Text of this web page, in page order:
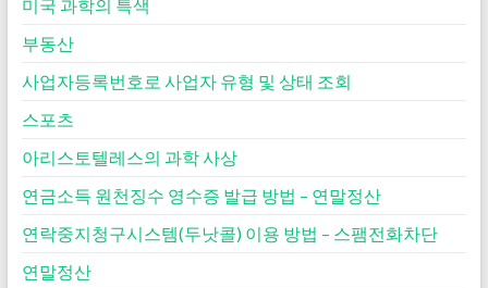
미국 과학의 특색
부동산
사업자등록번호로 사업자 유형 및 상태 조회
스포츠
아리스토텔레스의 과학 사상
연금소득 원천징수 영수증 발급 방법 – 연말정산
연락중지청구시스템(두낫콜) 이용 방법 – 스팸전화차단
연말정산